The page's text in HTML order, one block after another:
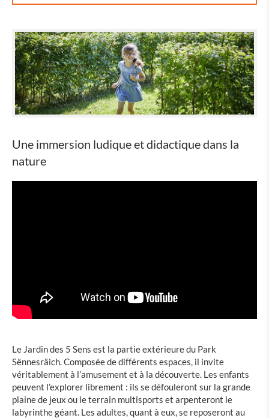
Une immersion ludique et didactique dans la
nature
Le Jardin des 5 Sens est la partie extérieure du Park
Sënnesräich. Composée de différents espaces, il invite
véritablement à l’amusement et à la découverte. Les enfants
peuvent l’explorer librement : ils se défouleront sur la grande
plaine de jeux ou le terrain multisports et arpenteront le
labyrinthe géant. Les adultes, quant à eux, se reposeront au